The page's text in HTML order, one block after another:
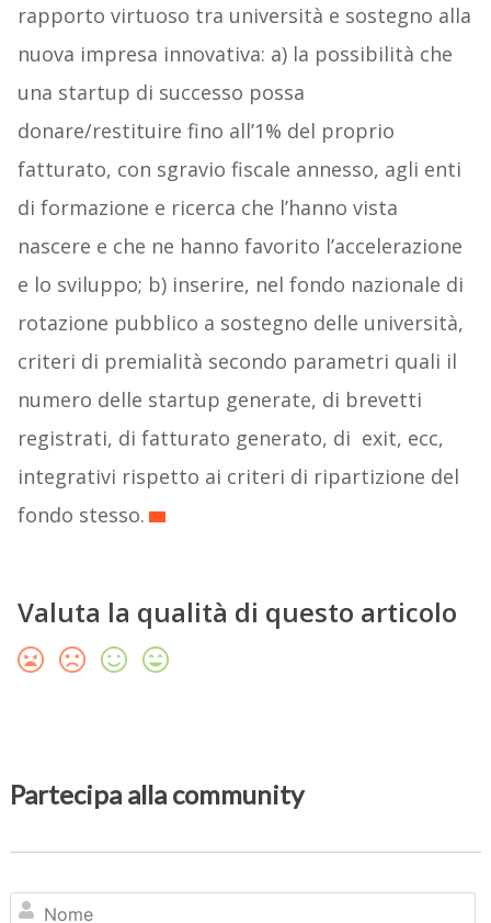
rapporto virtuoso tra università e sostegno alla
nuova impresa innovativa: a) la possibilità che
una startup di successo possa
donare/restituire fino all’1% del proprio
fatturato, con sgravio fiscale annesso, agli enti
di formazione e ricerca che l’hanno vista
nascere e che ne hanno favorito l’accelerazione
e lo sviluppo; b) inserire, nel fondo nazionale di
rotazione pubblico a sostegno delle università,
criteri di premialità secondo parametri quali il
numero delle startup generate, di brevetti
registrati, di fatturato generato, di exit, ecc,
integrativi rispetto ai criteri di ripartizione del
fondo stesso.
Valuta la qualità di questo articolo
Partecipa alla community